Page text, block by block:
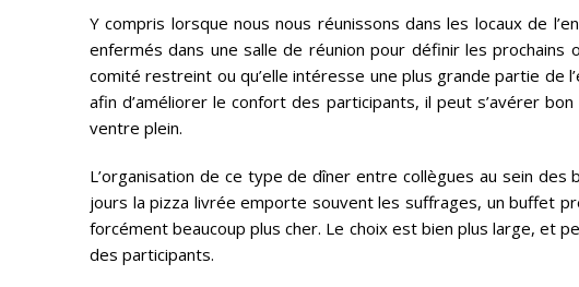
Y compris lorsque nous nous réunissons dans les locaux de
enfermés dans une salle de réunion pour définir les
comité restreint ou qu’elle intéresse une plus grande partie de
afin d’améliorer le confort des participants, il peut s’avérer
ventre plein.
L’organisation de ce type de dîner entre collègues au sein
jours la pizza livrée emporte souvent les suffrages, un buffet
forcément beaucoup plus cher. Le choix est bien plus large, et
des participants.